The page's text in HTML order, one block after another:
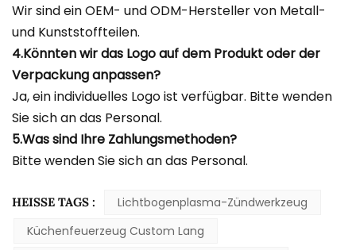
Wir sind ein OEM- und ODM-Hersteller von Metall-
und Kunststoffteilen.
4.Könnten wir das Logo auf dem Produkt oder der
Verpackung anpassen?
Ja, ein individuelles Logo ist verfügbar. Bitte wenden
Sie sich an das Personal.
5.Was sind Ihre Zahlungsmethoden?
Bitte wenden Sie sich an das Personal.
HEISSE TAGS :
Lichtbogenplasma-Zündwerkzeug
Küchenfeuerzeug Custom Lang